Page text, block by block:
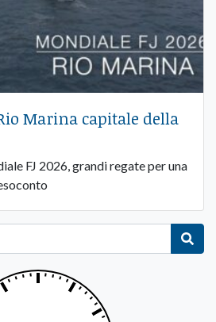
Marina capitale della
FJ 2026, grandi regate per una